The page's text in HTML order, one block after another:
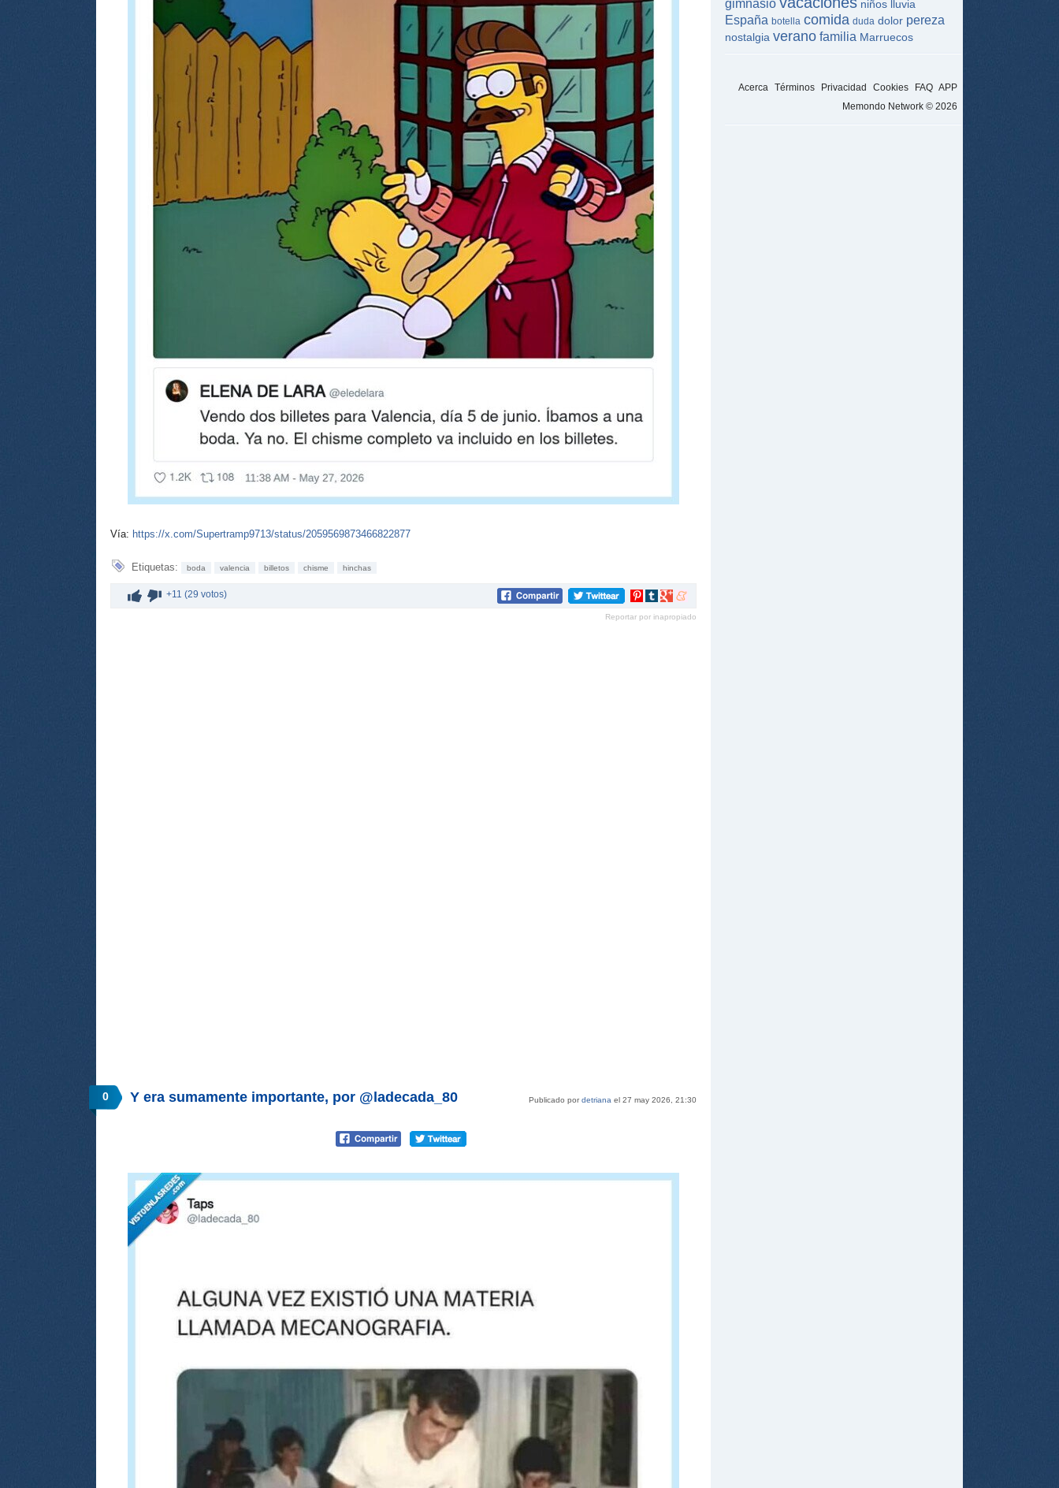
Vía: https://x.com/Supertramp9713/status/2059569873466822877
Etiquetas: boda valencia billetos chisme hinchas
+11 (29 votos)
Compartir
Pinterest
Compartir
tumblr
Compartir
Google+
Compartir
meneame
Reportar por inapropiado
0 Publicado pordetriana el 27 may 2026, 21:30
Y era sumamente importante, por @ladecada_80
gimnasio niños lluvia
España botella comida duda dolor pereza
nostalgia verano familia Marruecos
Acerca Términos Privacidad Cookies FAQ APP
Memondo Network © 2026